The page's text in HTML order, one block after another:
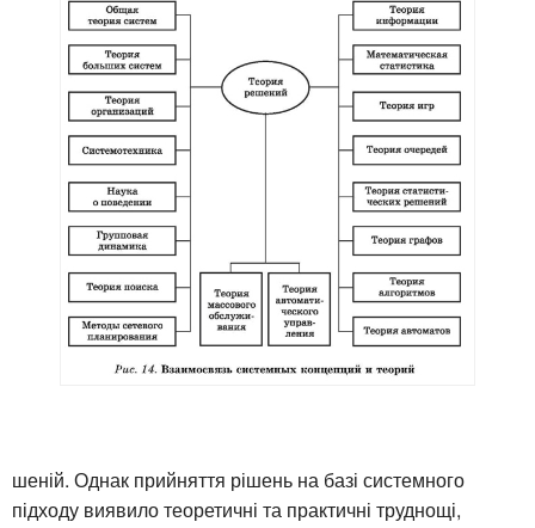
шеній. Однак прийняття рішень на базі системного
підходу виявило теоретичні та практичні труднощі,